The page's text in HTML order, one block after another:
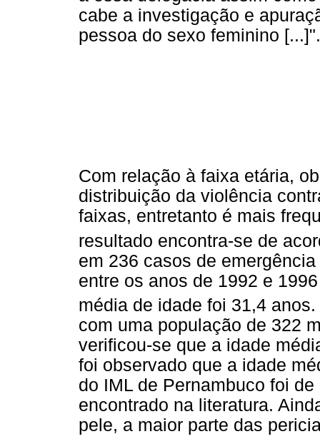
cabe a investigação e
pessoa do sexo feminino [...]".
Com relação à faixa etária,
distribuição da violência
faixas, entretanto é mais
resultado encontra-se de
em 236 casos de
entre os anos de 1992 e
média de idade foi 31,4
com uma população de 322
verificou-se que a idade
foi observado que a idade
do IML de Pernambuco foi
encontrado na literatura.
pele, a maior parte das